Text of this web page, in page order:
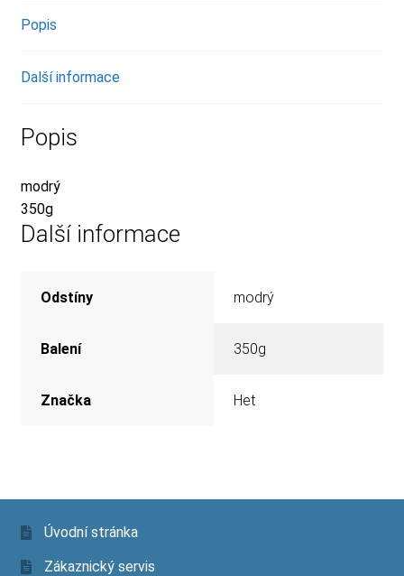
Popis
Další informace
Popis
modrý
350g
Další informace
Odstíny modrý
Balení 350g
Značka Het
Úvodní stránka
Zákaznický servis